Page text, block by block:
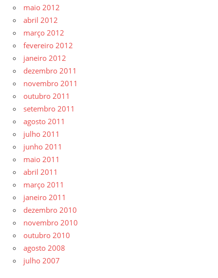
maio 2012
abril 2012
março 2012
fevereiro 2012
janeiro 2012
dezembro 2011
novembro 2011
outubro 2011
setembro 2011
agosto 2011
julho 2011
junho 2011
maio 2011
abril 2011
março 2011
janeiro 2011
dezembro 2010
novembro 2010
outubro 2010
agosto 2008
julho 2007